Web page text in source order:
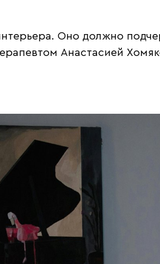
Оно должно
Анастасией